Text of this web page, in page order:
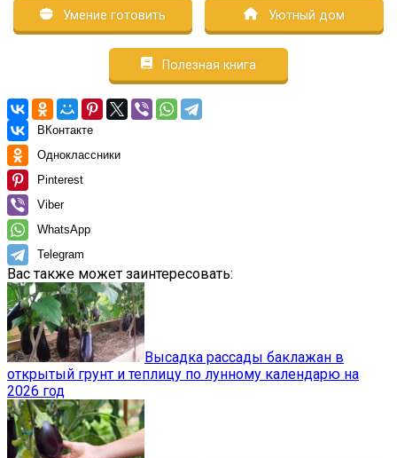
Умение готовить Уютный дом
Полезная книга
ВКонтакте
Одноклассники
Pinterest
Viber
WhatsApp
Telegram
Вас также может заинтересовать:
Высадка рассады баклажан в
открытый грунт и теплицу по лунному календарю на
2026 год